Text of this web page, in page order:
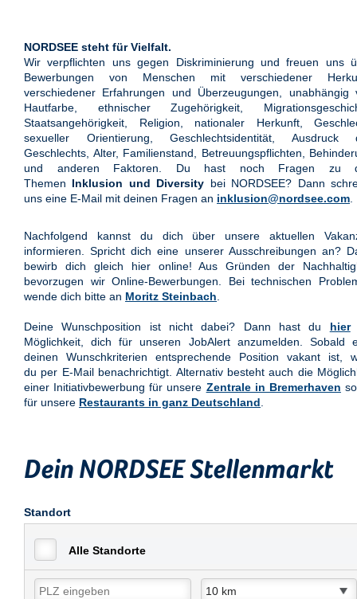
NORDSEE steht für Vielfalt.
Wir verpflichten uns gegen Diskriminierung und freuen uns
Bewerbungen von Menschen mit verschiedener
verschiedener Erfahrungen und Überzeugungen, unabhängig
Hautfarbe, ethnischer Zugehörigkeit,
Staatsangehörigkeit, Religion, nationaler Herkunft,
sexueller Orientierung, Geschlechtsidentität, Ausdruck
Geschlechts, Alter, Familienstand, Betreuungspflichten,
und anderen Faktoren. Du hast noch Fragen zu
Themen Inklusion und Diversity bei NORDSEE? Dann
uns eine E-Mail mit deinen Fragen an inklusion@nordsee.com
Nachfolgend kannst du dich über unsere aktuellen
informieren. Spricht dich eine unserer Ausschreibungen an?
bewirb dich gleich hier online! Aus Gründen der
bevorzugen wir Online-Bewerbungen. Bei technischen
wende dich bitte an Moritz Steinbach
Deine Wunschposition ist nicht dabei? Dann hast du hier
Möglichkeit, dich für unseren JobAlert anzumelden. Sobald
deinen Wunschkriterien entsprechende Position vakant ist,
du per E-Mail benachrichtigt. Alternativ besteht auch die
einer Initiativbewerbung für unsere Zentrale in Bremerhaven
für unsere Restaurants in ganz Deutschland
Dein NORDSEE Stellenmarkt
Standort
Alle Standorte